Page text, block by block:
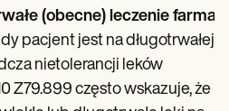
(obecne) leczenie
pacjent jest na długotrwałej
nietolerancji leków
Z79.899 często wskazuje, że